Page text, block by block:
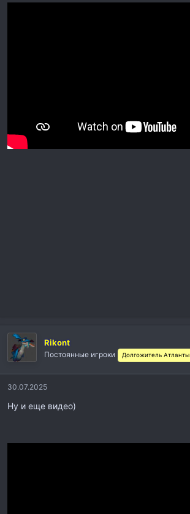
Rikont
Постоянные игроки Долгожитель Атланты
30.07.2025
Ну и еще видео)